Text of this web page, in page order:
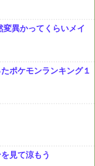
変異かってくらいメイ
ポケモンランキング１
見て涼もう